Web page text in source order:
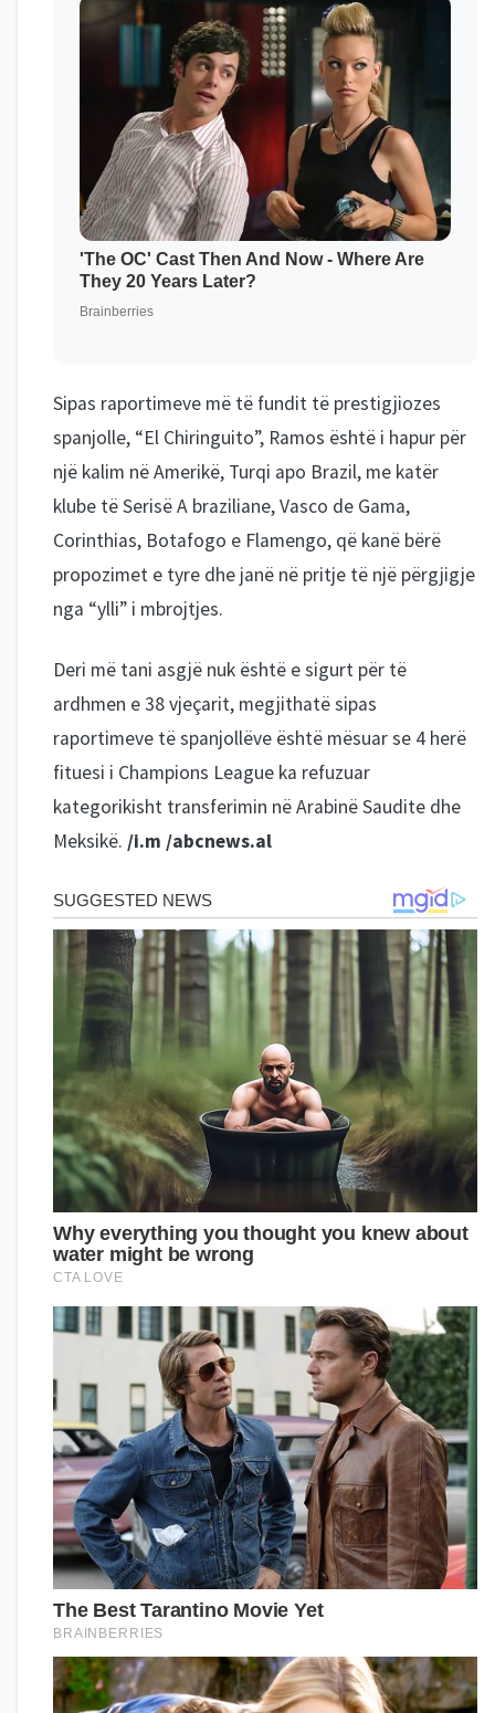
Sipas raportimeve më të fundit të prestigjiozes
spanjolle, “El Chiringuito”, Ramos është i hapur për
një kalim në Amerikë, Turqi apo Brazil, me katër
klube të Serisë A braziliane, Vasco de Gama,
Corinthias, Botafogo e Flamengo, që kanë bërë
propozimet e tyre dhe janë në pritje të një përgjigje
nga “ylli” i mbrojtjes.
Deri më tani asgjë nuk është e sigurt për të
ardhmen e 38 vjeçarit, megjithatë sipas
raportimeve të spanjollëve është mësuar se 4 herë
fituesi i Champions League ka refuzuar
kategorikisht transferimin në Arabinë Saudite dhe
Meksikë. /i.m /abcnews.al